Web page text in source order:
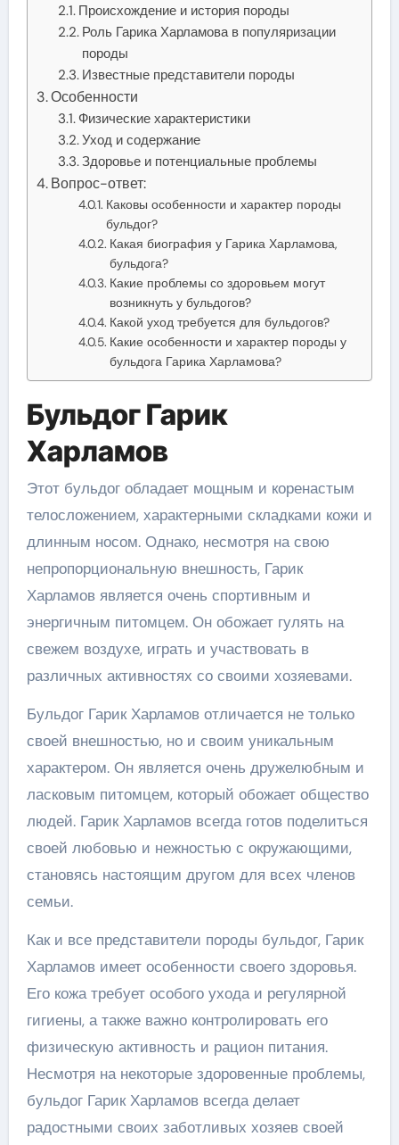
Происхождение и история породы
Роль Гарика Харламова в популяризации
породы
Известные представители породы
Особенности
Физические характеристики
Уход и содержание
Здоровье и потенциальные проблемы
Вопрос-ответ:
Каковы особенности и характер породы
бульдог?
Какая биография у Гарика Харламова,
бульдога?
Какие проблемы со здоровьем могут
возникнуть у бульдогов?
Какой уход требуется для бульдогов?
Какие особенности и характер породы у
бульдога Гарика Харламова?
Бульдог Гарик
Харламов
Этот бульдог обладает мощным и коренастым
телосложением, характерными складками кожи и
длинным носом. Однако, несмотря на свою
непропорциональную внешность, Гарик
Харламов является очень спортивным и
энергичным питомцем. Он обожает гулять на
свежем воздухе, играть и участвовать в
различных активностях со своими хозяевами.
Бульдог Гарик Харламов отличается не только
своей внешностью, но и своим уникальным
характером. Он является очень дружелюбным и
ласковым питомцем, который обожает общество
людей. Гарик Харламов всегда готов поделиться
своей любовью и нежностью с окружающими,
становясь настоящим другом для всех членов
семьи.
Как и все представители породы бульдог, Гарик
Харламов имеет особенности своего здоровья.
Его кожа требует особого ухода и регулярной
гигиены, а также важно контролировать его
физическую активность и рацион питания.
Несмотря на некоторые здоровенные проблемы,
бульдог Гарик Харламов всегда делает
радостными своих заботливых хозяев своей